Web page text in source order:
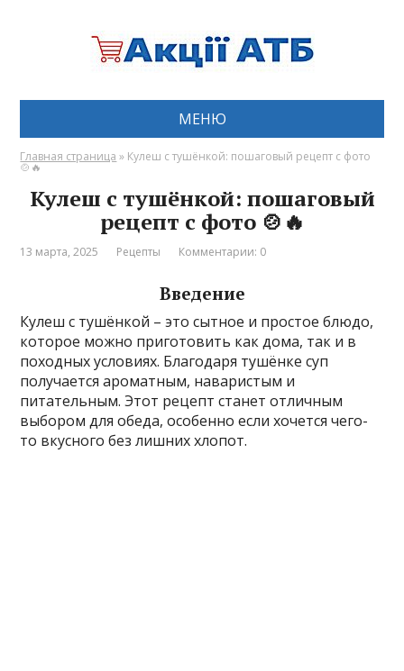
МЕНЮ
Главная страница » Кулеш с тушёнкой: пошаговый рецепт с фото
🍲🔥
Кулеш с тушёнкой: пошаговый
рецепт с фото 🍲🔥
13 марта, 2025 Рецепты Комментарии: 0
Введение
Кулеш с тушёнкой – это сытное и простое блюдо,
которое можно приготовить как дома, так и в
походных условиях. Благодаря тушёнке суп
получается ароматным, наваристым и
питательным. Этот рецепт станет отличным
выбором для обеда, особенно если хочется чего-
то вкусного без лишних хлопот.